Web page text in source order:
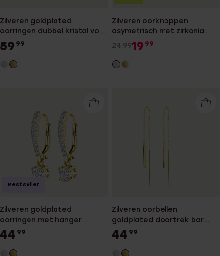
Zilveren goldplated
oorringen dubbel kristal voor
dames
59 99
Zilveren oorknoppen
asymetrisch met zirkonia
voor dames
24.9919 99
Zilveren goldplated
oorringen met hanger
zirkonia voor dames
44 99
Bestseller
Zilveren oorbellen
goldplated doortrek bar
voor dames
44 99